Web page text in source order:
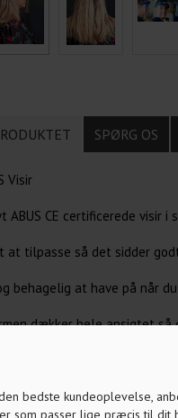
bedste kundeoplevelse,
som passer lige præcis til dit
SPØRG OS
Visir
ABUS CE certificerede visir
at tilpasse så det sidder
behagelig at have på når
dækker hele ansigtet så